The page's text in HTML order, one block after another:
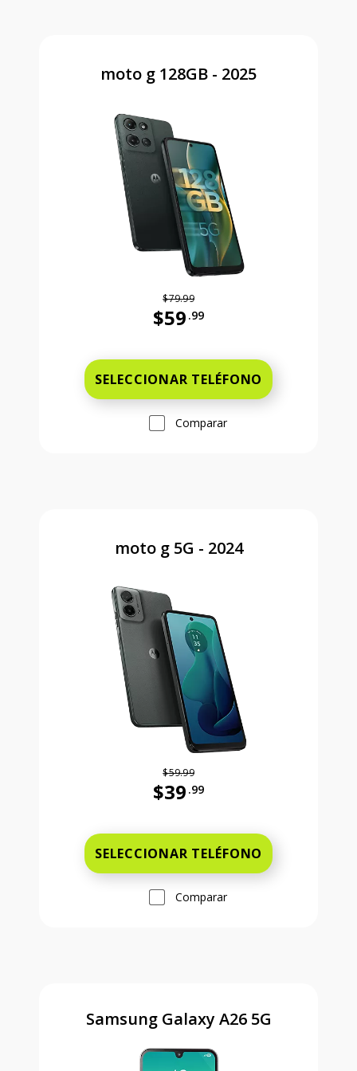
moto g 128GB - 2025
$79.99
$59 .99
SELECCIONAR TELÉFONO
Comparar
moto g 5G - 2024
$59.99
$39 .99
SELECCIONAR TELÉFONO
Comparar
Samsung Galaxy A26 5G